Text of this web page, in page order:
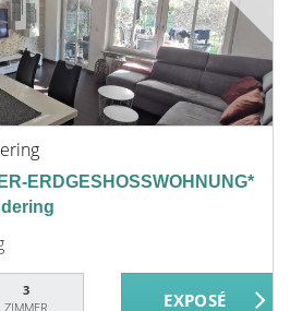
ERDGESHOSSWOHNUNG*
3
ZIMMER